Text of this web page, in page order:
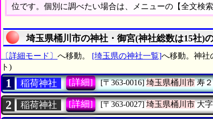
位です。個別に調べたい場合は、メニューの【全文検
埼玉県桶川市の神社・御宮(神社総数は15社)
〔詳細モード〕 へ移動。 [埼玉県の神社一覧]へ移動。神社
ト)
1 稲荷神社 [詳細] [〒363-0016] 埼玉県桶川市寿
2 稲荷神社 [詳細] [〒363-0027] 埼玉県桶川市大字